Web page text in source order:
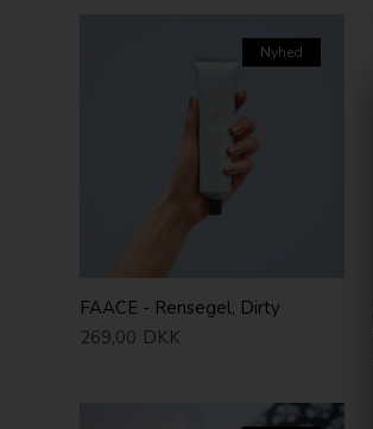
Nyhed
FAACE - Rensegel, Dirty
269,00 DKK